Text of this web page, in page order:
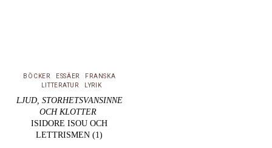
BÖCKER ESSÄER
FRANSKA
LITTERATUR
LYRIK
LJUD, STORHETSVANSINNE
OCH KLOTTER
ISIDORE ISOU OCH
LETTRISMEN (1)